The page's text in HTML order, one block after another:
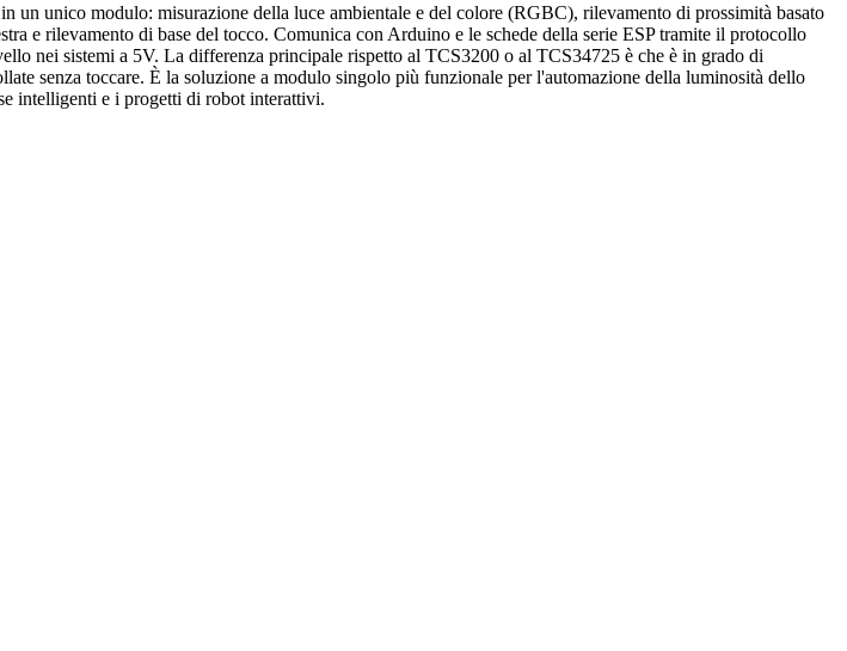
unico modulo: misurazione della luce ambientale e del colore (RGBC), rilevamento di prossimità basato
e rilevamento di base del tocco. Comunica con Arduino e le schede della serie ESP tramite il protocollo
nei sistemi a 5V. La differenza principale rispetto al TCS3200 o al TCS34725 è che è in grado di
senza toccare. È la soluzione a modulo singolo più funzionale per l'automazione della luminosità dello
intelligenti e i progetti di robot interattivi.